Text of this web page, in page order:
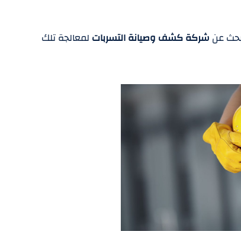
عن شركة كشف وصيانة التسربات لمعالجة تلك